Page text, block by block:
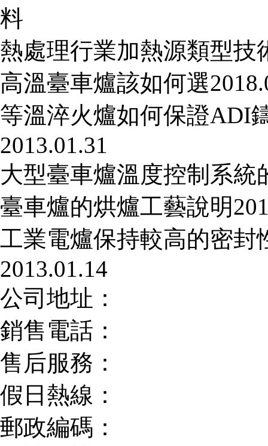
熱處理行業加熱源類型技
高溫臺車爐該如何選
等溫淬火爐如何保證ADI
2013.01.31
大型臺車爐溫度控制系統
臺車爐的烘爐工藝說明
工業電爐保持較高的密封
2013.01.14
公司地址：
銷售電話：
售后服務：
假日熱線：
郵政編碼：